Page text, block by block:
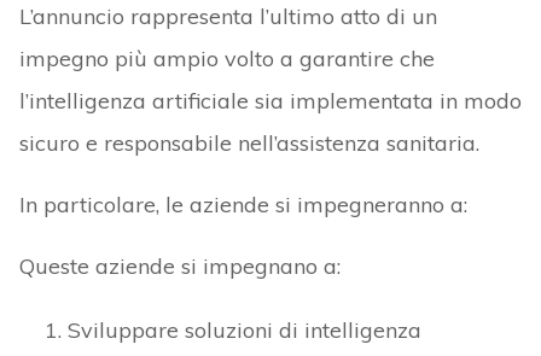
L’annuncio rappresenta l’ultimo atto di un
impegno più ampio volto a garantire che
l’intelligenza artificiale sia implementata in modo
sicuro e responsabile nell’assistenza sanitaria.
In particolare, le aziende si impegneranno a:
Queste aziende si impegnano a:
Sviluppare soluzioni di intelligenza